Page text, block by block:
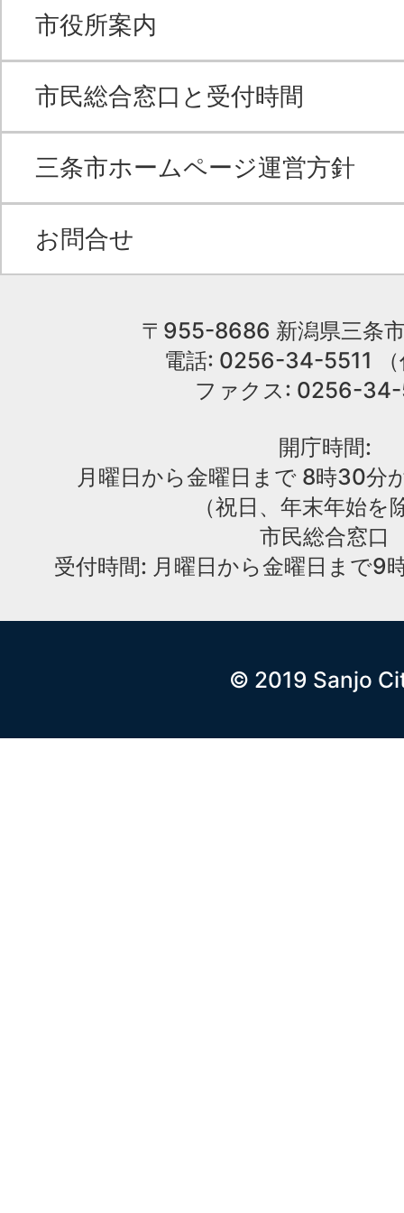
市役所案内
市民総合窓口と受付時間
三条市ホームページ運営方針
お問合せ
〒955-8686 新潟県三条
電話: 0256-34-5511
ファクス: 0256-
開庁時間:
月曜日から金曜日まで 8時30分
（祝日、年末年始を
市民総合窓口
受付時間: 月曜日から金曜日まで9
© 2019 Sanjo